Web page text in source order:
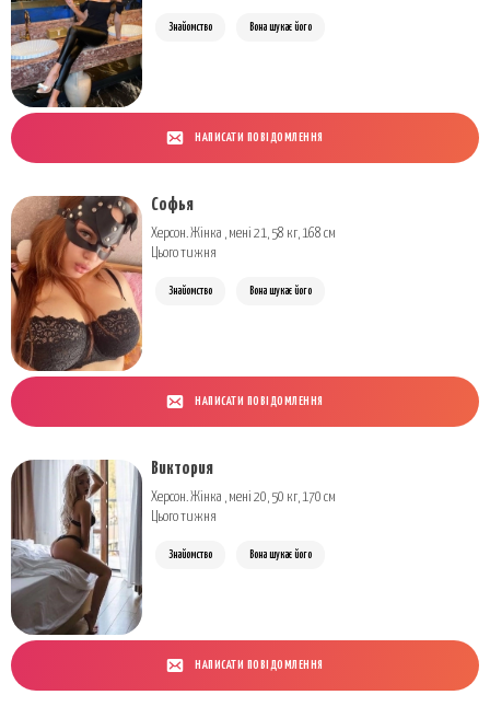
Знайомство Вона шукає його
НАПИСАТИ ПОВІДОМЛЕННЯ
Софья
Херсон. Жінка , мені 21, 58 кг, 168 см
Цього тижня
Знайомство Вона шукає його
НАПИСАТИ ПОВІДОМЛЕННЯ
Виктория
Херсон. Жінка , мені 20, 50 кг, 170 см
Цього тижня
Знайомство Вона шукає його
НАПИСАТИ ПОВІДОМЛЕННЯ